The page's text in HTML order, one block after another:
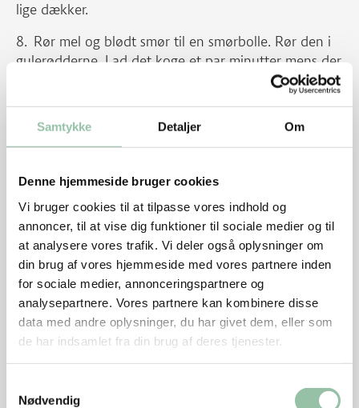
Samtykke Detaljer Om
Denne hjemmeside bruger cookies
Vi bruger cookies til at tilpasse vores indhold og
annoncer, til at vise dig funktioner til sociale medier og til
at analysere vores trafik. Vi deler også oplysninger om
din brug af vores hjemmeside med vores partnere inden
for sociale medier, annonceringspartnere og
analysepartnere. Vores partnere kan kombinere disse
data med andre oplysninger, du har givet dem, eller som
de har indsamlet fra din brug af deres tjenester.
Nødvendig
lige dækker.
Rør mel og blødt smør til en smørbolle. Rør den i
gulerødderne. Lad det koge et par minutter mens der
Tilsæt ærter og varm igennem.
Skyl og hak persille, kom den i saucen. Smag til
Tips
I Jylland hedder det karbonader og på Sjælland
krebinetter.
Her er opskriften med halvt kalvekød, halvt kød
fra gris, men rent kalvekød eller kød fra gris er
også en mulighed.
Energifordeling
Nu hedder det hakket grisekød. Før hed det hakket